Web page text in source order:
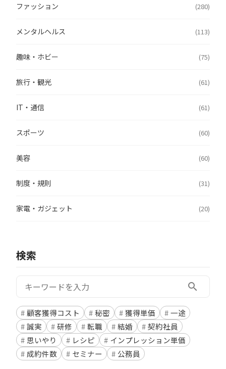
ファッション (280)
メンタルヘルス (113)
趣味・ホビー (75)
旅行・観光 (61)
IT・通信 (61)
スポーツ (60)
美容 (60)
制度・規則 (31)
家電・ガジェット (20)
検索
検索: search
顧客獲得コスト 秘密 獲得単価
一途
誠実
研修 転職 結婚
契約社員
思いやり
レシピ
インプレッション単価
成約件数
セミナー 公務員